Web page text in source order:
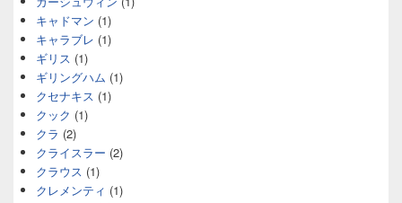
キャドマン (1)
キャラブレ (1)
ギリス (1)
ギリングハム (1)
クセナキス (1)
クック (1)
クラ (2)
クライスラー (2)
クラウス (1)
クレメンティ (1)